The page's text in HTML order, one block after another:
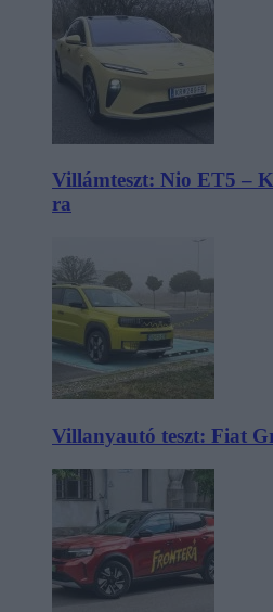
Villámteszt: Nio ET5 –
ra
Villanyautó teszt: Fiat